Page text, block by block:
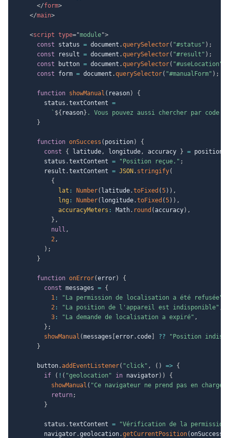
</form>
</main>
<script type="module">
const status = document .querySelector( "#status" ) ;
const result = document .querySelector( "#result" ) ;
const button = document .querySelector( "#useLocation"
const form = document .querySelector( "#manualForm" ) ;
function showManual ( reason)
{
        status
.textContent =
` ${ reason} . Vous pouvez aussi chercher par code
}
function onSuccess ( position)
{
const
{ latitude, longitude, accuracy } = position
        status
.textContent = "Position reçue." ;
        result
.textContent = JSON . stringify(
{
lat : Number( latitude.toFixed (5) ) ,
lng : Number( longitude.toFixed (5) ) ,
accuracyMeters : Math. round (accuracy) ,
} ,
null ,
2,
) ;
}
function onError(error)
{
const messages = {
1 : "La permission de localisation a été refusée"
2 : "La position de l'appareil est indisponible" ,
3 : "La demande de localisation a expiré" ,
} ;
showManual (messages error. code ??
"Position
}
      button
.addEventListener( "click" , ( ) => {
if
( ! ( "geolocation" in navigator) )
{
showManual ( "Ce navigateur ne prend pas en charge
return;
}
        status
.textContent =
"Vérification de la
        navigator
.geolocation.getCurrentPosition(onSuccess